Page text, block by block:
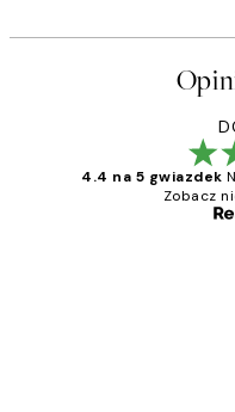
4.4 na 5 gwiazdek
Zobacz